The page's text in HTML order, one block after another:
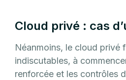
Cloud privé : cas
Néanmoins, le cloud privé
indiscutables, à
renforcée et les contrôles